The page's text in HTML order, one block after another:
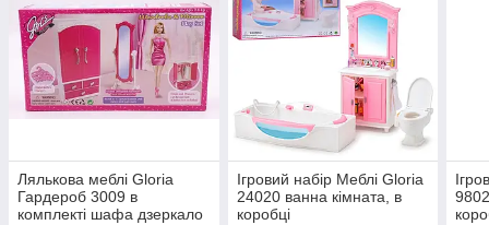
Лялькова меблі Gloria
Гардероб 3009 в
комплекті шафа дзеркало
Ігровий набір Меблі Gloria
24020 ванна кімната, в
коробці